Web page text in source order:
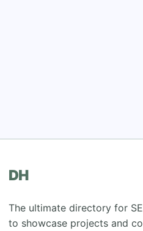
DH
The ultimate directory for
to showcase projects and